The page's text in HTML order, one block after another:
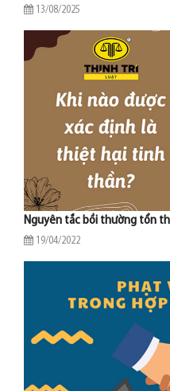
13/08/2025
Nguyên tắc bồi thường tổn
19/04/2022